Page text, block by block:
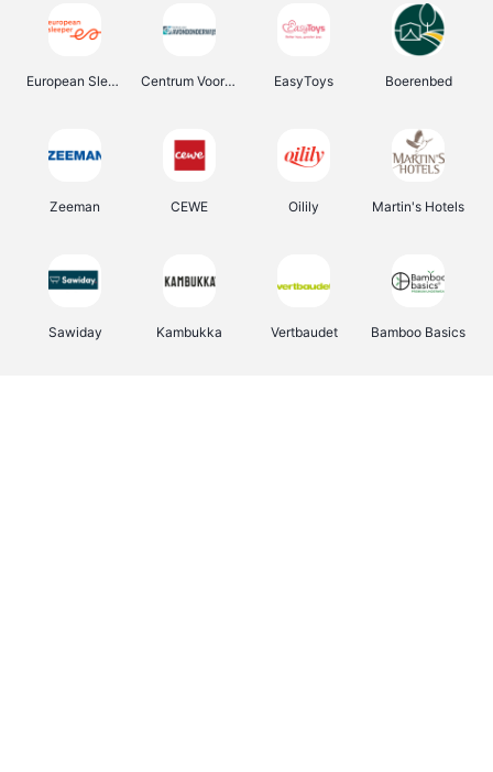
European Sleeper Centrum Voor Avondonderwijs EasyToys Boerenbed
Zeeman CEWE Oilily Martin's Hotels
Sawiday Kambukka Vertbaudet Bamboo Basics